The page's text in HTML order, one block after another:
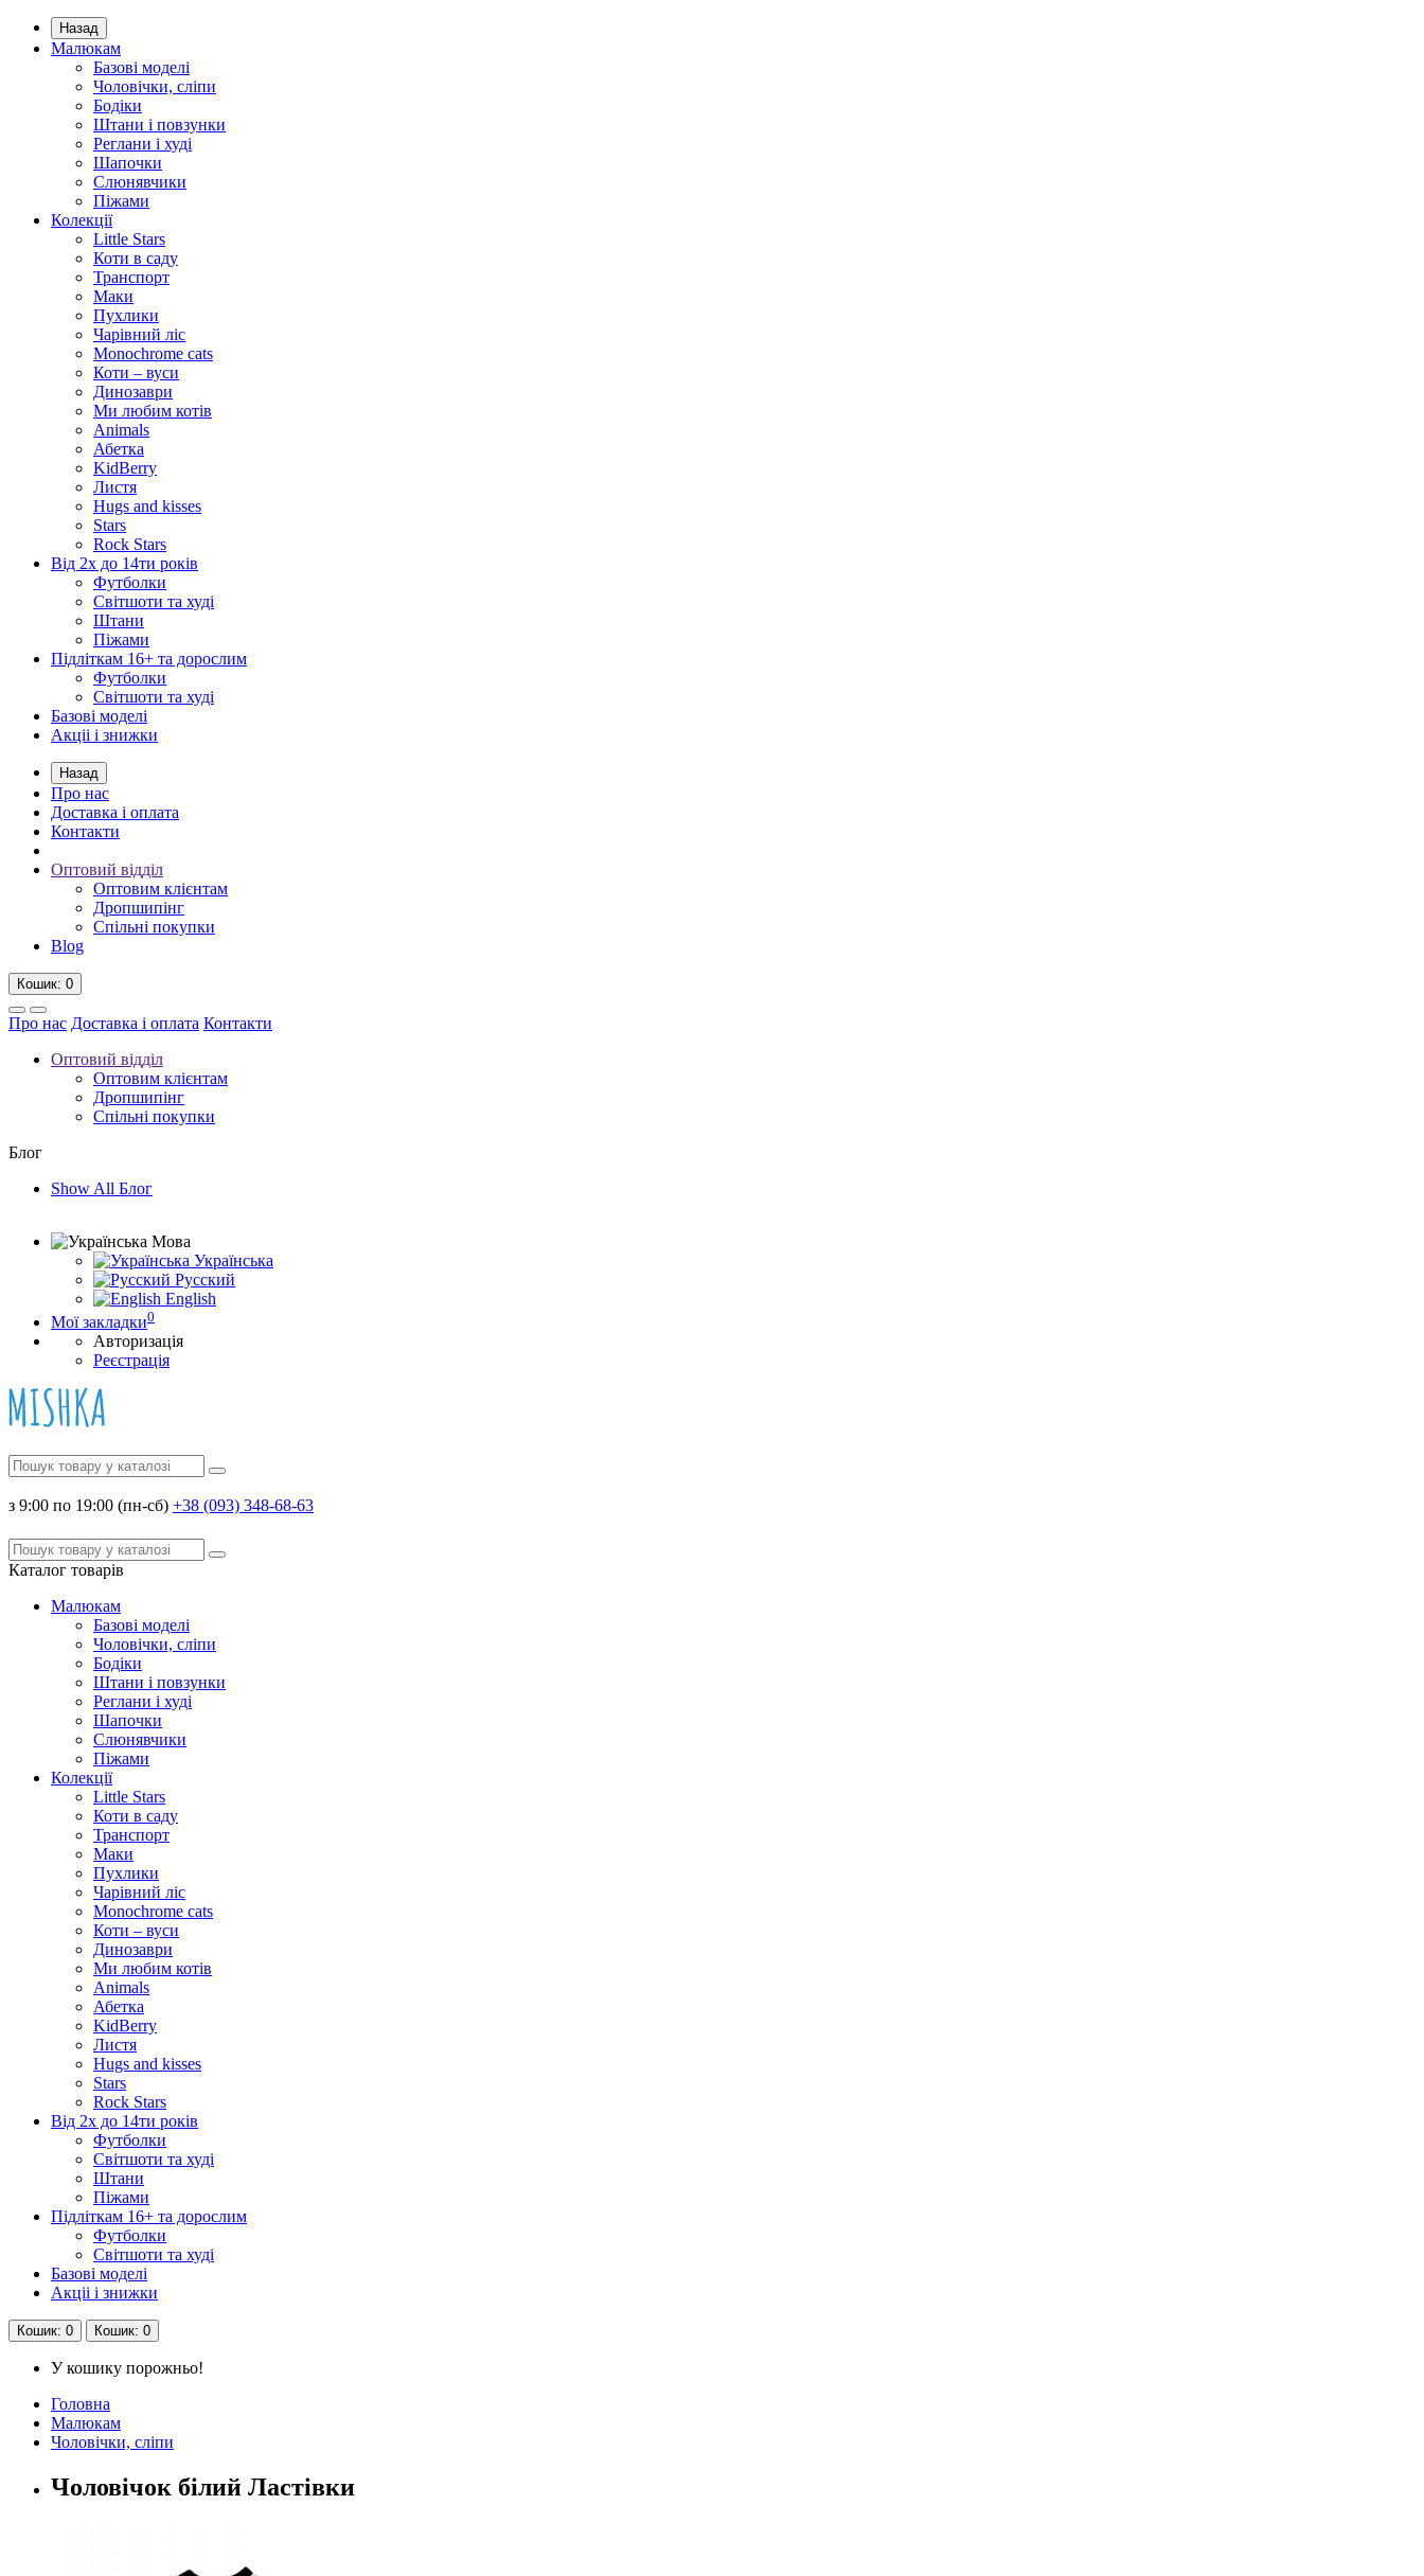
Назад
Малюкам
Базові моделі
Чоловічки, сліпи
Бодіки
Штани і повзунки
Реглани і худі
Шапочки
Слюнявчики
Піжами
Колекції
Little Stars
Коти в саду
Транспорт
Маки
Пухлики
Чарівний ліс
Monochrome cats
Коти – вуси
Динозаври
Ми любим котів
Animals
Абетка
KidBerry
Листя
Hugs and kisses
Stars
Rock Stars
Від 2х до 14ти років
Футболки
Світшоти та худі
Штани
Піжами
Підліткам 16+ та дорослим
Футболки
Світшоти та худі
Базові моделі
Акціі і знижки
Назад
Про нас
Доставка і оплата
Контакти
Оптовий відділ
Оптовим клієнтам
Дропшипінг
Спільні покупки
Blog
Кошик: 0
Про нас Доставка і оплата Контакти
Оптовий відділ
Оптовим клієнтам
Дропшипінг
Спільні покупки
Блог
Show All Блог
Мова
Українська
Русский
English
Мої закладки0
Авторизація
Реєстрація
з 9:00 по 19:00 (пн-сб) +38 (093) 348-68-63
Каталог товарів
Малюкам
Базові моделі
Чоловічки, сліпи
Бодіки
Штани і повзунки
Реглани і худі
Шапочки
Слюнявчики
Піжами
Колекції
Little Stars
Коти в саду
Транспорт
Маки
Пухлики
Чарівний ліс
Monochrome cats
Коти – вуси
Динозаври
Ми любим котів
Animals
Абетка
KidBerry
Листя
Hugs and kisses
Stars
Rock Stars
Від 2х до 14ти років
Футболки
Світшоти та худі
Штани
Піжами
Підліткам 16+ та дорослим
Футболки
Світшоти та худі
Базові моделі
Акціі і знижки
Кошик: 0 Кошик: 0
У кошику порожньо!
Головна
Малюкам
Чоловічки, сліпи
Чоловічок білий Ластівки